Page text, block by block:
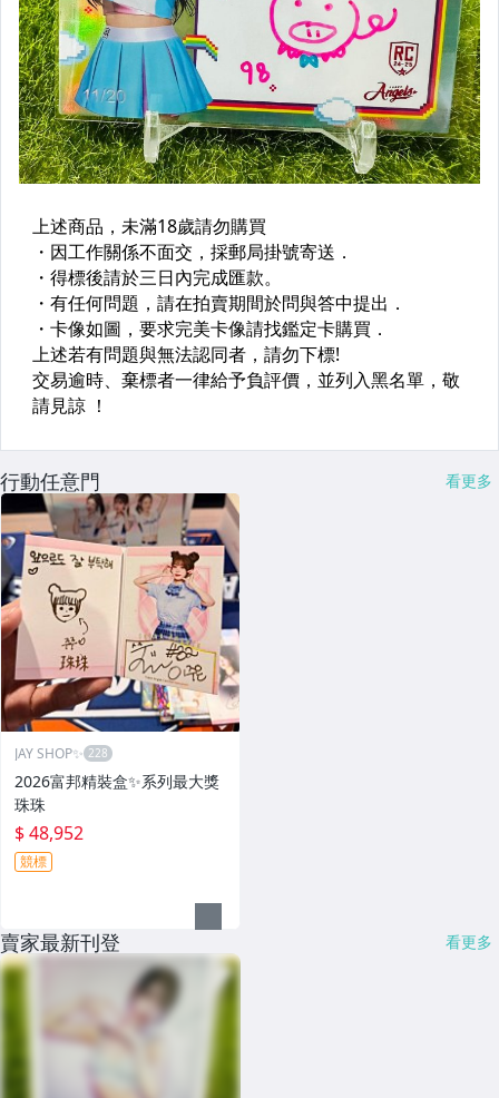
行動任意門 看更多
JAY SHOP✨
2026富邦精裝盒✨系列最大獎
珠珠
$ 48,952
競標
賣家最新刊登 看更多